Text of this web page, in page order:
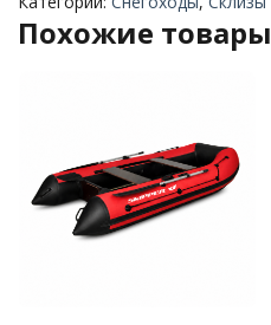
Похожие товары